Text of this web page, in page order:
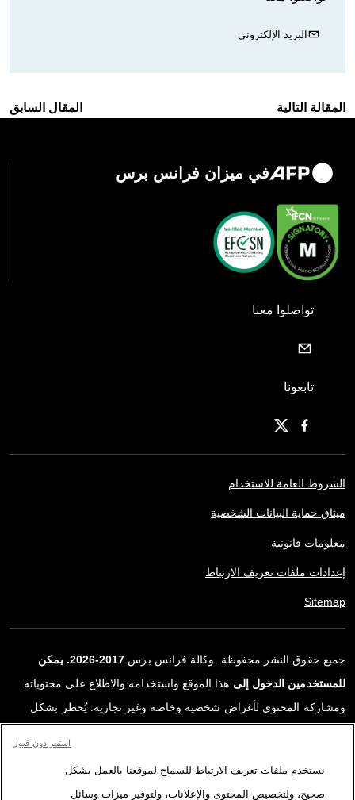
البريد الإلكتروني
المقالة التالية المقال السابق
في ميزان فرانس برس
تواصلوا معنا
تابعونا
الشروط العامة للاستخدام
ميثاق حماية البيانات الشخصية
معلومات قانونية
إعدادات ملفات تعريف الارتباط
Sitemap
جميع حقوق النشر محفوظة. وكالة فرانس برس
2017-2026. يمكن
للمستخدمين الدخول إلى هذا الموقع واستخدامه والاطلاع على محتوياته
ومشاركة المحتوى لأغراض شخصية وخاصة وغير تجارية. يُحظر بشكل
ترخيص محددة موقعة مع وكالة فرانس برس. المواد والروابط الواردة في
نستخدم ملفات تعريف الارتباط للسماح لموقعنا بالعمل بشكل
صحيح، ولتخصيص المحتوى والإعلانات، ولتوفير ميزات وسائل
استمر دون قبول